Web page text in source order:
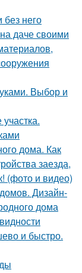
него
даче своими
Выбор и
дома. Как
заезда,
(фото и видео)
Дизайн-
дома
и быстро.